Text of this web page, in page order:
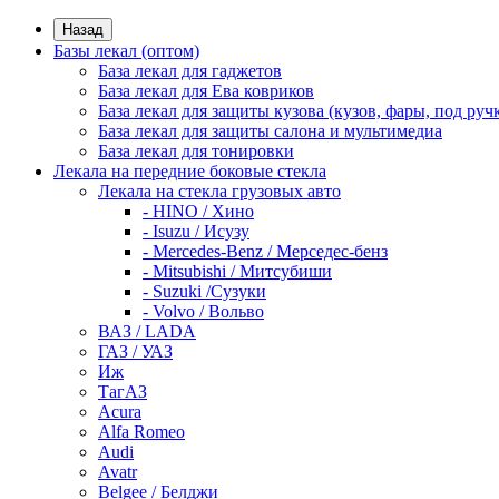
Назад
Базы лекал (оптом)
База лекал для гаджетов
База лекал для Ева ковриков
База лекал для защиты кузова (кузов, фары, под
База лекал для защиты салона и мультимедиа
База лекал для тонировки
Лекала на передние боковые стекла
Лекала на стекла грузовых авто
- HINO / Хино
- Isuzu / Исузу
- Mercedes-Benz / Мерседес-бенз
- Mitsubishi / Митсубиши
- Suzuki /Сузуки
- Volvo / Вольво
ВАЗ / LADA
ГАЗ / УАЗ
Иж
ТагАЗ
Acura
Alfa Romeo
Audi
Avatr
Belgee / Белджи